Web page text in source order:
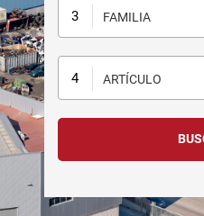
FAMILIA
ARTÍCULO